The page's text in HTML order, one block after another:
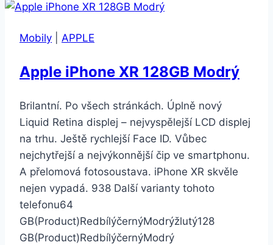
128
černý
Mobily APPLE
Apple iPhone XR 128GB Modrý
Brilantní. Po všech stránkách. Úplně nový
Liquid Retina displej – nejvyspělejší LCD displej
na trhu. Ještě rychlejší Face ID. Vůbec
nejchytřejší a nejvýkonnější čip ve smartphonu.
A přelomová fotosoustava. iPhone XR skvěle
nejen vypadá. 938 Další varianty tohoto
telefonu64
GB(Product)RedbílýčernýModrýžlutý128
GB(Product)RedbílýčernýModrý